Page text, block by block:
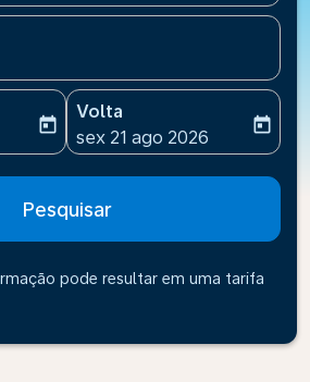
date-aria-label
today
Volta
fc-booking-return-date-
sex 21 ago 2026
today
Pesquisar
pode resultar em uma tarifa